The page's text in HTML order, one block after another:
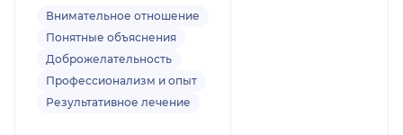
специалисту!
Внимательное отношение
Понятные объяснения
Доброжелательность
Профессионализм и опыт
Результативное лечение